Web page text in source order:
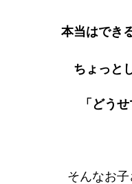
本当はでき
ちょっと
「どう
そんなお